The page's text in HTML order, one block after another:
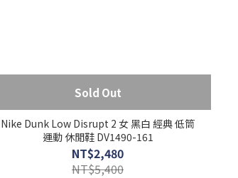
Sold Out
Nike Dunk Low Disrupt 2 女 黑白 經典 低筒
運動 休閒鞋 DV1490-161
NT$2,480
NT$5,400